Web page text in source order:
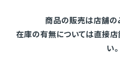
商品の販売は店舗の
在庫の有無については直接
い。